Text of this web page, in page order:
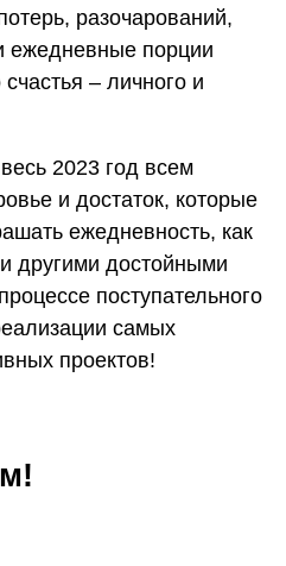
разочарований,
ежедневные порции
счастья – личного и
2023 год всем
и достаток, которые
ежедневность, как
другими достойными
поступательного
самых
проектов!